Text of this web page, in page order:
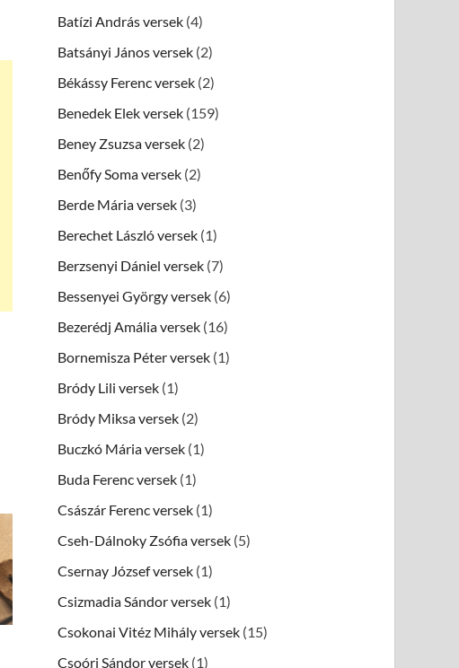
Batízi András versek (4)
Batsányi János versek (2)
Békássy Ferenc versek (2)
Benedek Elek versek (159)
Beney Zsuzsa versek (2)
Benőfy Soma versek (2)
Berde Mária versek (3)
Berechet László versek (1)
Berzsenyi Dániel versek (7)
Bessenyei György versek (6)
Bezerédj Amália versek (16)
Bornemisza Péter versek (1)
Bródy Lili versek (1)
Bródy Miksa versek (2)
Buczkó Mária versek (1)
Buda Ferenc versek (1)
Császár Ferenc versek (1)
Cseh-Dálnoky Zsófia versek (5)
Csernay József versek (1)
Csizmadia Sándor versek (1)
Csokonai Vitéz Mihály versek (15)
Csoóri Sándor versek (1)